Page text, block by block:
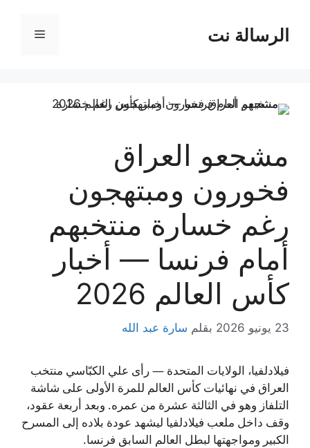
المحتوىالرسالة نت القائمة
مشجعو العراق
فخورون ومبتهجون
رغم خسارة منتخبهم
أمام فرنسا — أخبار
كأس العالم 2026
23 يونيو 2026 بقلم سارة عبد الله
فيلادلفيا، الولايات المتحدة — رأى علي الكبّاسي منتخب
العراق في نهائيات كأس العالم للمرة الأولى على شاشة
التلفاز وهو في الثالثة عشرة من عمره. وبعد أربعة عقود،
وقف داخل ملعب فيلادلفيا ليشهد عودة بلاده إلى المسرح
الكبير ومواجهتها لبطل العالم السابق فرنسا.